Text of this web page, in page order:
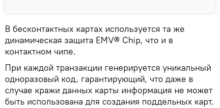
В бесконтактных картах используется та же
динамическая защита EMV® Chip, что и в
контактном чипе.
При каждой транзакции генерируется уникальный
одноразовый код, гарантирующий, что даже в
случае кражи данных карты информация не может
быть использована для создания поддельных карт.